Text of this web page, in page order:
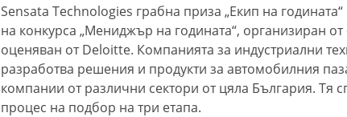
Sensata Technologies грабна приза „Екип на
на конкурса „Мениджър на годината“, организиран
оценяван от Deloitte. Компанията за индустриални
разработва решения и продукти за автомобилния
компании от различни сектори от цяла България. Тя
процес на подбор на три етапа.